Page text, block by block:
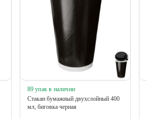
89 упак в наличии
Стакан бумажный двухслойный 400
мл, биговка черная